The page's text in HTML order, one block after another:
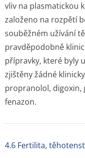
vliv na plasmatickou
založeno na rozpětí
souběžném užívání
pravděpodobně
přípravky, které byly
zjištěny žádné
propranolol, digoxin,
fenazon.
4.6 Fertilita,